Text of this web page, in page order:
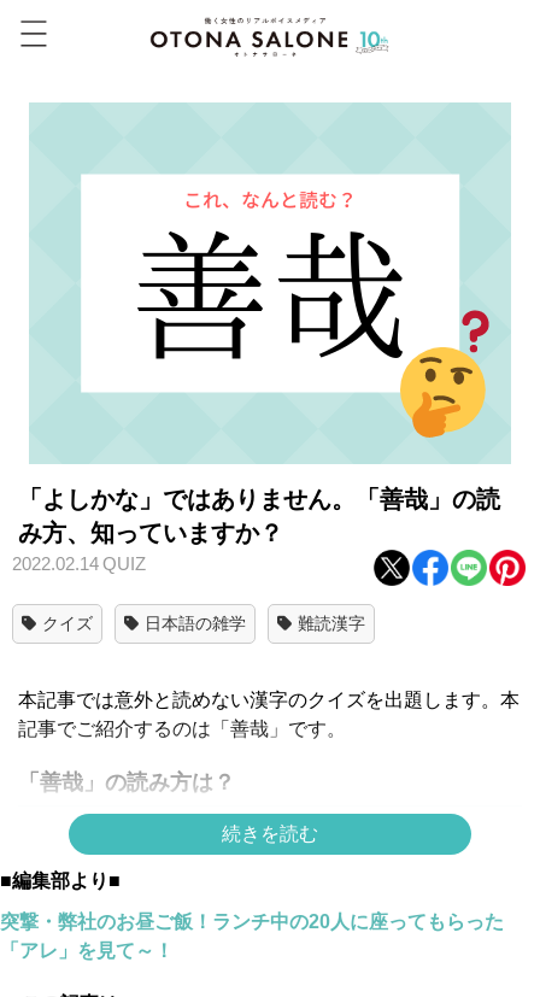
「よしかな」ではありません。「善哉」の読
み方、知っていますか？
2022.02.14QUIZ
クイズ 日本語の雑学 難読漢字
本記事では意外と読めない漢字のクイズを出題します。本
記事でご紹介するのは「善哉」です。
「善哉」の読み方は？
続きを読む
■編集部より■
突撃・弊社のお昼ご飯！ランチ中の20人に座ってもらった
「アレ」を見て～！